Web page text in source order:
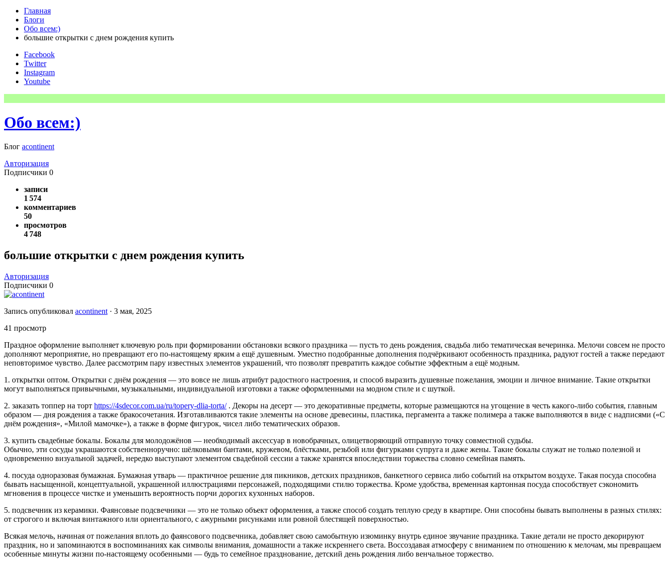
Главная
Блоги
Обо всем:)
большие открытки с днем рождения купить
Facebook
Twitter
Instagram
Youtube
Обо всем:)
Блог acontinent
Авторизация
Подписчики 0
записи
1 574
комментариев
50
просмотров
4 748
большие открытки с днем рождения купить
Авторизация
Подписчики 0
Запись опубликовал acontinent · 3 мая, 2025
41 просмотр
Праздное оформление выполняет ключевую роль при формировании обстановки всякого праздника — пусть то день рождения, свадьба либо тематическая вечеринка. Мелочи совсем не просто
дополняют мероприятие, но превращают его по-настоящему ярким а ещё душевным. Уместно подобранные дополнения подчёркивают особенность праздника, радуют гостей а также передают
неповторимое чувство. Далее рассмотрим пару известных элементов украшений, что позволят превратить каждое событие эффектным а ещё модным.
1. открытки оптом. Открытки с днём рождения — это вовсе не лишь атрибут радостного настроения, и способ выразить душевные пожелания, эмоции и личное внимание. Такие открытки
могут выполняться привычными, музыкальными, индивидуальной изготовки а также оформленными на модном стиле и с шуткой.
2. заказать топпер на торт https://4sdecor.com.ua/ru/topery-dlia-torta/. Декоры на десерт — это декоративные предметы, которые размещаются на угощение в честь какого-либо события, главным
образом — дня рождения а также бракосочетания. Изготавливаются такие элементы на основе древесины, пластика, пергамента а также полимера а также выполняются в виде с надписями («С
днём рождения», «Милой мамочке»), а также в форме фигурок, чисел либо тематических образов.
3. купить свадебные бокалы. Бокалы для молодожёнов — необходимый аксессуар в новобрачных, олицетворяющий отправную точку совместной судьбы.
Обычно, эти сосуды украшаются собственноручно: шёлковыми бантами, кружевом, блёстками, резьбой или фигурками супруга и даже жены. Такие бокалы служат не только полезной и
одновременно визуальной задачей, нередко выступают элементом свадебной сессии а также хранятся впоследствии торжества словно семейная память.
4. посуда одноразовая бумажная. Бумажная утварь — практичное решение для пикников, детских праздников, банкетного сервиса либо событий на открытом воздухе. Такая посуда способна
бывать насыщенной, концептуальной, украшенной иллюстрациями персонажей, подходящими стилю торжества. Кроме удобства, временная картонная посудa способствует сэкономить
мгновения в процессе чистке и уменьшить вероятность порчи дорогих кухонных наборов.
5. подсвечник из керамики. Фаянсовые подсвечники — это не только объект оформления, а также способ создать теплую среду в квартире. Они способны бывать выполнены в разных стилях:
от строгого и включая винтажного или ориентального, с ажурными рисунками или ровной блестящей поверхностью.
Всякая мелочь, начиная от пожелания вплоть до фаянсового подсвечника, добавляет свою самобытную изюминку внутрь единое звучание праздника. Такие детали не просто декорируют
праздник, но и запоминаются в воспоминаниях как символы внимания, домашности а также искреннего света. Воссоздавая атмосферу с вниманием по отношению к мелочам, мы превращаем
особенные минуты жизни по-настоящему особенными — будь то семейное празднование, детский день рождения либо венчальное торжество.